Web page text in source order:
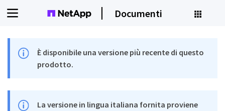
Documenti
È disponibile una versione più recente di questo
prodotto.
La versione in lingua italiana fornita proviene